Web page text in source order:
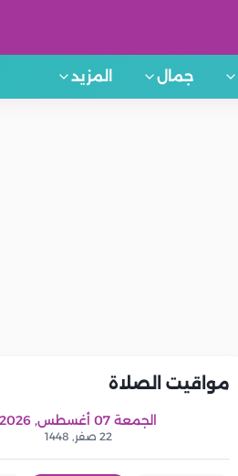
جمال المزيد
مواقيت الصلاة
الجمعة 07 أغسطس, 2026
22 صفر, 1448